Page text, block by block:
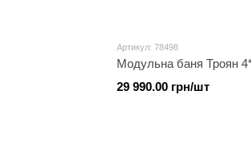
Артикул: 78498
Модульна баня Троян
29 990.00 грн/шт